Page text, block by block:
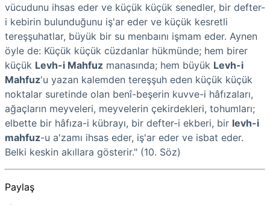
vücudunu ihsas eder ve küçük küçük senedler, bir defter-
i kebirin bulunduğunu iş'ar eder ve küçük kesretli
tereşşuhatlar, büyük bir su menbaını işmam eder. Aynen
öyle de: Küçük küçük cüzdanlar hükmünde; hem birer
küçük Levh-i Mahfuz manasında; hem büyük Levh-i
Mahfuz'u yazan kalemden tereşşuh eden küçük küçük
noktalar suretinde olan benî-beşerin kuvve-i hâfızaları,
ağaçların meyveleri, meyvelerin çekirdekleri, tohumları;
elbette bir hâfıza-i kübrayı, bir defter-i ekberi, bir levh-i
mahfuz-u a'zamı ihsas eder, iş'ar eder ve isbat eder.
Belki keskin akıllara gösterir." (10. Söz)
Paylaş